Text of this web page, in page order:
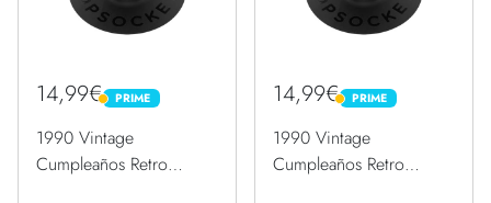
14,99€ PRIME
PRIME
1990 Vintage
Cumpleaños Retro
14,99€ PRIME
PRIME
1990 Vintage
Cumpleaños Retro